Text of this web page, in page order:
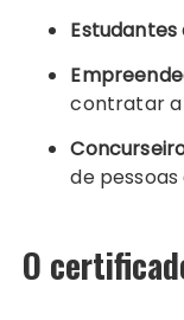
Estudantes
contratar a
de
O